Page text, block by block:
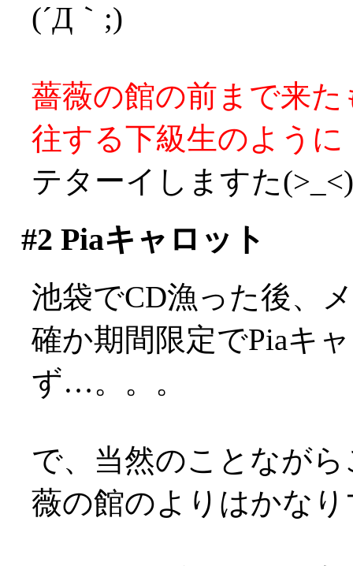
(´Д｀;)
薔薇の館の前まで来
往する下級生のように
テターイしますた(>_<)
#2 Piaキャロット
池袋でCD漁った後、
確か期間限定でPiaキ
ず…。。。
で、当然のことなが
薇の館のよりはかな